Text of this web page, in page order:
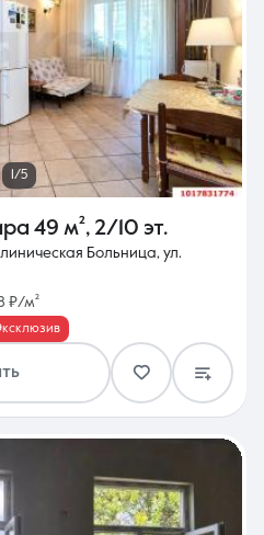
1/5
49 м², 2/10 эт.
Больница, ул.
₽/м²